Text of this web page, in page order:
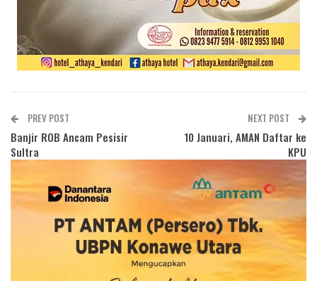
PREV POST
Banjir ROB Ancam Pesisir
Sultra
NEXT POST
10 Januari, AMAN Daftar ke
KPU